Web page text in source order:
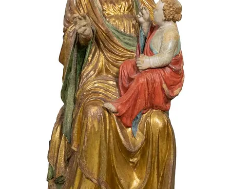
CONCORSI